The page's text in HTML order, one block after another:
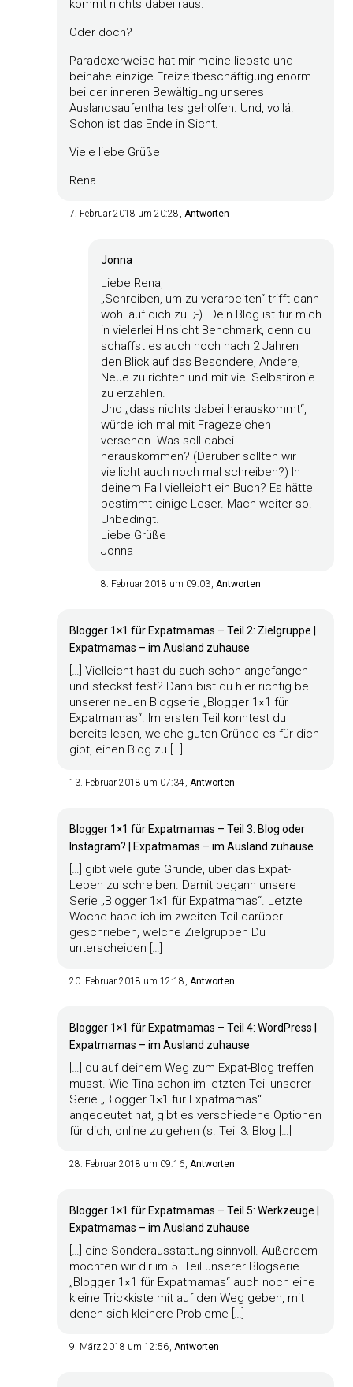
kommt nichts dabei raus.
Oder doch?
Paradoxerweise hat mir meine liebste und
beinahe einzige Freizeitbeschäftigung enorm
bei der inneren Bewältigung unseres
Auslandsaufenthaltes geholfen. Und, voilá!
Schon ist das Ende in Sicht.
Viele liebe Grüße
Rena
7. Februar 2018 um 20:28 Antworten
Jonna
Liebe Rena,
„Schreiben, um zu verarbeiten“ trifft dann
wohl auf dich zu. ;-). Dein Blog ist für mich
in vielerlei Hinsicht Benchmark, denn du
schaffst es auch noch nach 2 Jahren
den Blick auf das Besondere, Andere,
Neue zu richten und mit viel Selbstironie
zu erzählen.
Und „dass nichts dabei herauskommt“,
würde ich mal mit Fragezeichen
versehen. Was soll dabei
herauskommen? (Darüber sollten wir
viellicht auch noch mal schreiben?) In
deinem Fall vielleicht ein Buch? Es hätte
bestimmt einige Leser. Mach weiter so.
Unbedingt.
Liebe Grüße
Jonna
8. Februar 2018 um 09:03 Antworten
Blogger 1×1 für Expatmamas – Teil 2: Zielgruppe |
Expatmamas – im Ausland zuhause
[…] Vielleicht hast du auch schon angefangen
und steckst fest? Dann bist du hier richtig bei
unserer neuen Blogserie „Blogger 1×1 für
Expatmamas“. Im ersten Teil konntest du
bereits lesen, welche guten Gründe es für dich
gibt, einen Blog zu […]
13. Februar 2018 um 07:34 Antworten
Blogger 1×1 für Expatmamas – Teil 3: Blog oder
Instagram? | Expatmamas – im Ausland zuhause
[…] gibt viele gute Gründe, über das Expat-
Leben zu schreiben. Damit begann unsere
Serie „Blogger 1×1 für Expatmamas“. Letzte
Woche habe ich im zweiten Teil darüber
geschrieben, welche Zielgruppen Du
unterscheiden […]
20. Februar 2018 um 12:18 Antworten
Blogger 1×1 für Expatmamas – Teil 4: WordPress |
Expatmamas – im Ausland zuhause
[…] du auf deinem Weg zum Expat-Blog treffen
musst. Wie Tina schon im letzten Teil unserer
Serie „Blogger 1×1 für Expatmamas“
angedeutet hat, gibt es verschiedene Optionen
für dich, online zu gehen (s. Teil 3: Blog […]
28. Februar 2018 um 09:16 Antworten
Blogger 1×1 für Expatmamas – Teil 5: Werkzeuge |
Expatmamas – im Ausland zuhause
[…] eine Sonderausstattung sinnvoll. Außerdem
möchten wir dir im 5. Teil unserer Blogserie
„Blogger 1×1 für Expatmamas“ auch noch eine
kleine Trickkiste mit auf den Weg geben, mit
denen sich kleinere Probleme […]
9. März 2018 um 12:56 Antworten